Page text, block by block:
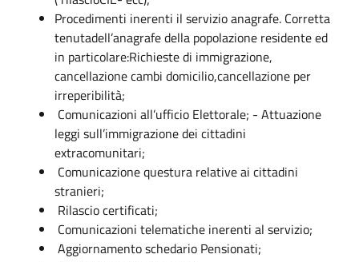
Procedimenti inerenti il servizio anagrafe. Corretta
tenutadell’anagrafe della popolazione residente ed
in particolare:Richieste di immigrazione,
cancellazione cambi domicilio,cancellazione per
irreperibilità;
Comunicazioni all’ufficio Elettorale; - Attuazione
leggi sull’immigrazione dei cittadini
extracomunitari;
Comunicazione questura relative ai cittadini
stranieri;
Rilascio certificati;
Comunicazioni telematiche inerenti al servizio;
Aggiornamento schedario Pensionati;